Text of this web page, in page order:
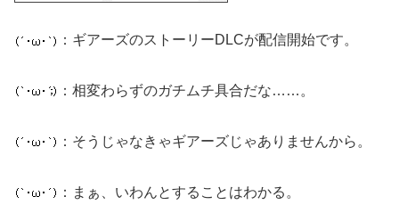
：ギアーズのストーリーDLCが配信開始です。
：相変わらずのガチムチ具合だな……。
：そうじゃなきゃギアーズじゃありませんから。
：まぁ、いわんとすることはわかる。